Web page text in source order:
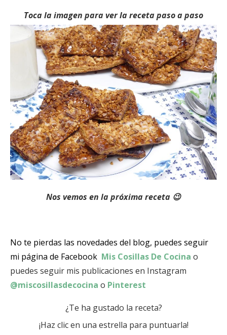
Toca la imagen para ver la receta paso a paso
Nos vemos en la próxima receta 😉
No te pierdas las novedades del blog, puedes seguir
mi página de Facebook Mis Cosillas De Cocina o
puedes seguir mis publicaciones en Instagram
@miscosillasdecocina o Pinterest
¿Te ha gustado la receta?
¡Haz clic en una estrella para puntuarla!